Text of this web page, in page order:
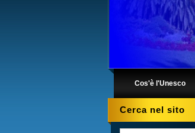
Cos'è l'Unesco
Cerca nel sito